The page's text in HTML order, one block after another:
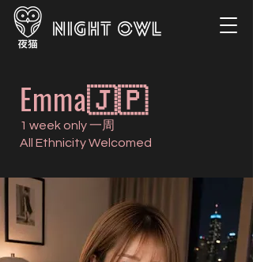
Emma🇯🇵
1 week only 一周
All Ethnicity Welcomed